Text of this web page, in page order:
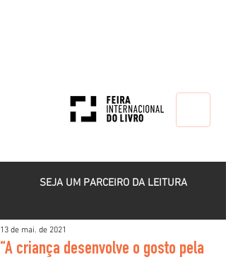
SEJA UM PARCEIRO DA LEITURA
“A criança desenvolve o gosto pela
13 de mai. de 2021